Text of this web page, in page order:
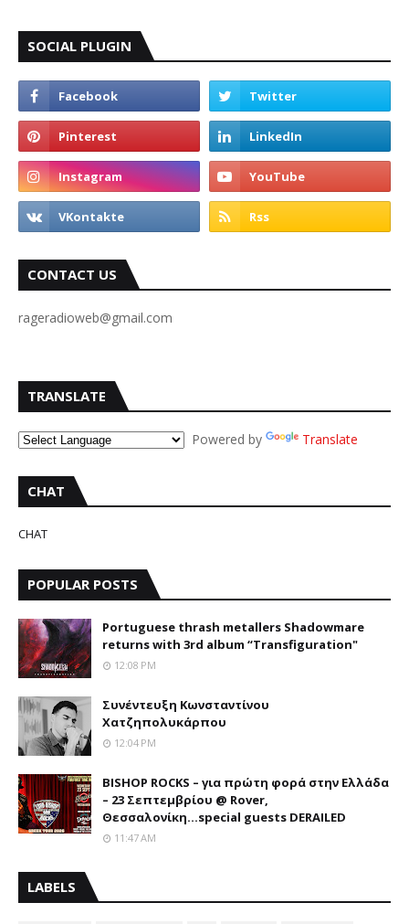
SOCIAL PLUGIN
CONTACT US
rageradioweb@gmail.com
TRANSLATE
Powered by Translate
CHAT
CHAT
POPULAR POSTS
Portuguese thrash metallers Shadowmare
returns with 3rd album “Transfiguration"
12:08 PM
Συνέντευξη Κωνσταντίνου
Χατζηπολυκάρπου
12:04 PM
BISHOP ROCKS – για πρώτη φορά στην Ελλάδα
– 23 Σεπτεμβρίου @ Rover,
Θεσσαλονίκη...special guests DERAILED
11:47 AM
LABELS